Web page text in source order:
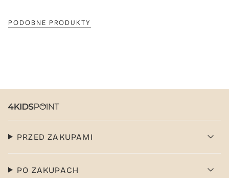
PODOBNE PRODUKTY
PRZED ZAKUPAMI
PO ZAKUPACH